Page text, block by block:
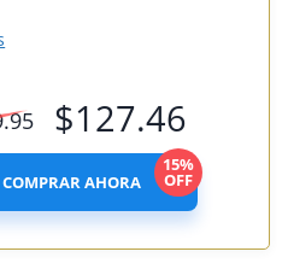
$127.46
COMPRAR AHORA
15%
OFF